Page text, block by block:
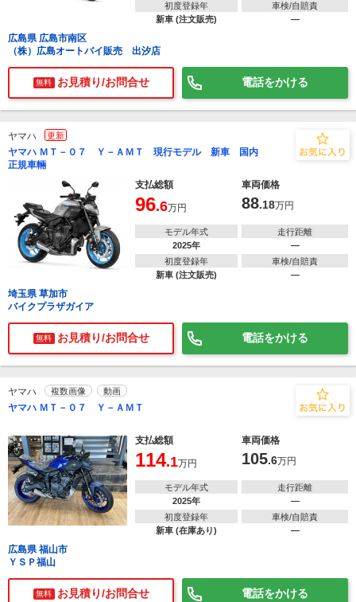
初度登録年
新車 (注文販売)
車検/自賠責
―
広島県 広島市南区
（株）広島オートバイ販売 出汐店
無料 お見積り/お問合せ 電話をかける
ヤマハ 更新
ヤマハ ＭＴ－０７ Ｙ－ＡＭＴ 現行モデル 新車 国内
正規車輛
支払総額
車両価格
96.6万円 88.18万円
モデル年式
2025年
走行距離
―
初度登録年
新車 (注文販売)
車検/自賠責
―
埼玉県 草加市
バイクプラザガイア
無料 お見積り/お問合せ 電話をかける
ヤマハ 複数画像 動画
ヤマハ ＭＴ－０７ Ｙ－ＡＭＴ
支払総額 車両価格
114.1万円 105.6万円
モデル年式
2025年
走行距離
―
初度登録年
新車 (在庫あり)
車検/自賠責
―
広島県 福山市
ＹＳＰ福山
無料 お見積り/お問合せ 電話をかける